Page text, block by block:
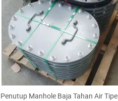
Penutup Manhole Baja Tahan Air Tipe